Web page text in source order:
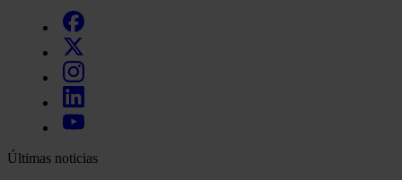
Últimas noticias